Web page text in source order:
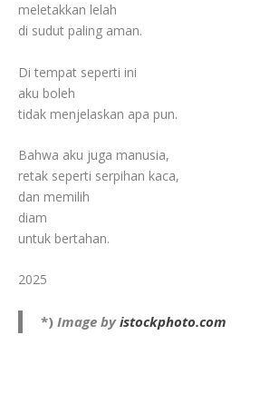
meletakkan lelah
di sudut paling aman.
Di tempat seperti ini
aku boleh
tidak menjelaskan apa pun.
Bahwa aku juga manusia,
retak seperti serpihan kaca,
dan memilih
diam
untuk bertahan.
2025
*) Image byistockphoto.com